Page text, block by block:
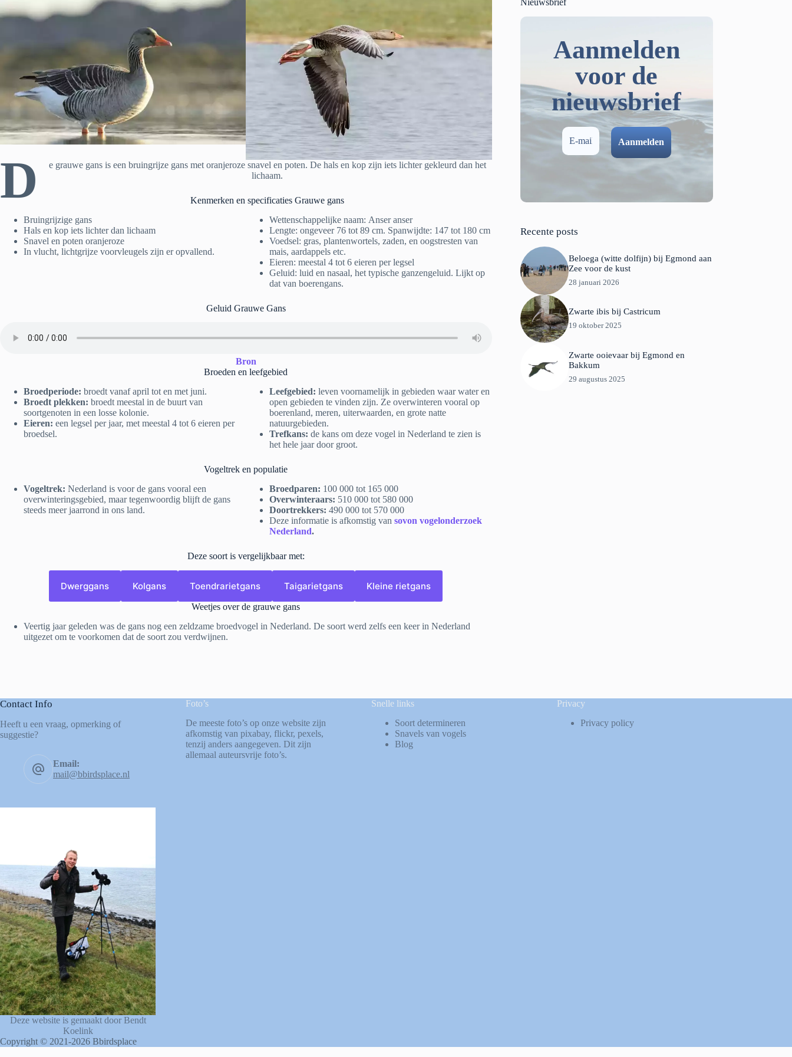
D
e grauwe gans is een bruingrijze gans met oranjeroze snavel en poten. De hals en kop zijn iets lichter gekleurd dan het
lichaam.
Kenmerken en specificaties Grauwe gans
Bruingrijzige gans
Hals en kop iets lichter dan lichaam
Snavel en poten oranjeroze
In vlucht, lichtgrijze voorvleugels zijn er opvallend.
Wettenschappelijke naam: Anser anser
Lengte: ongeveer 76 tot 89 cm. Spanwijdte: 147 tot 180 cm
Voedsel: gras, plantenwortels, zaden, en oogstresten van
mais, aardappels etc.
Eieren: meestal 4 tot 6 eieren per legsel
Geluid: luid en nasaal, het typische ganzengeluid. Lijkt op
dat van boerengans.
Geluid Grauwe Gans
Bron
Broeden en leefgebied
Broedperiode: broedt vanaf april tot en met juni.
Broedt plekken: broedt meestal in de buurt van
soortgenoten in een losse kolonie.
Eieren: een legsel per jaar, met meestal 4 tot 6 eieren per
broedsel.
Leefgebied:leven voornamelijk in gebieden waar water en
open gebieden te vinden zijn. Ze overwinteren vooral op
boerenland, meren, uiterwaarden, en grote natte
natuurgebieden.
Trefkans: de kans om deze vogel in Nederland te zien is
het hele jaar door groot.
Vogeltrek en populatie
Vogeltrek: Nederland is voor de gans vooral een
overwinteringsgebied, maar tegenwoordig blijft de gans
steeds meer jaarrond in ons land.
Broedparen: 100 000 tot 165 000
Overwinteraars: 510 000 tot 580 000
Doortrekkers: 490 000 tot 570 000
Deze informatie is afkomstig van sovon vogelonderzoek
Nederland.
Deze soort is vergelijkbaar met:
Dwerggans Kolgans Toendrarietgans Taigarietgans Kleine rietgans
Weetjes over de grauwe gans
Veertig jaar geleden was de gans nog een zeldzame broedvogel in Nederland. De soort werd zelfs een keer in Nederland
uitgezet om te voorkomen dat de soort zou verdwijnen.
Nieuwsbrief
Aanmelden
voor de
nieuwsbrief
Recente posts
Beloega (witte dolfijn) bij Egmond aan
Zee voor de kust
28 januari 2026
Zwarte ibis bij Castricum
19 oktober 2025
Zwarte ooievaar bij Egmond en
Bakkum
29 augustus 2025
Contact Info
Heeft u een vraag, opmerking of
suggestie?
Email:
mail@bbirdsplace.nl
Deze website is gemaakt door Bendt
Koelink
Foto’s
De meeste foto’s op onze website zijn
afkomstig van pixabay, flickr, pexels,
tenzij anders aangegeven. Dit zijn
allemaal auteursvrije foto’s.
Snelle links
Soort determineren
Snavels van vogels
Blog
Privacy
Privacy policy
Copyright © 2021-2026 Bbirdsplace